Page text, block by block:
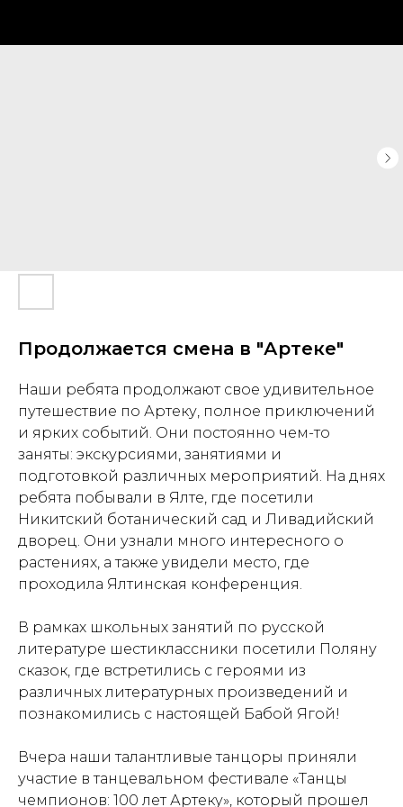
Продолжается смена в "Артеке"
Наши ребята продолжают свое удивительное
путешествие по Артеку, полное приключений
и ярких событий. Они постоянно чем-то
заняты: экскурсиями, занятиями и
подготовкой различных мероприятий. На днях
ребята побывали в Ялте, где посетили
Никитский ботанический сад и Ливадийский
дворец. Они узнали много интересного о
растениях, а также увидели место, где
проходила Ялтинская конференция.
В рамках школьных занятий по русской
литературе шестиклассники посетили Поляну
сказок, где встретились с героями из
различных литературных произведений и
познакомились с настоящей Бабой Ягой!
Вчера наши талантливые танцоры приняли
участие в танцевальном фестивале «Танцы
чемпионов: 100 лет Артеку», который прошел